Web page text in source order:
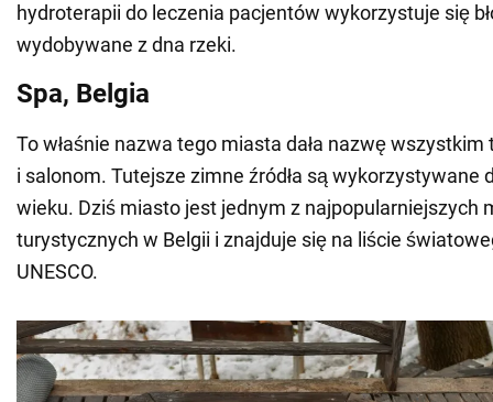
hydroterapii do leczenia pacjentów wykorzystuje się
wydobywane z dna rzeki.
Spa, Belgia
To właśnie nazwa tego miasta dała nazwę
i salonom. Tutejsze zimne źródła są wykorzystywane
wieku. Dziś miasto jest jednym z najpopularniejszych
turystycznych w Belgii i znajduje się na liście
UNESCO.